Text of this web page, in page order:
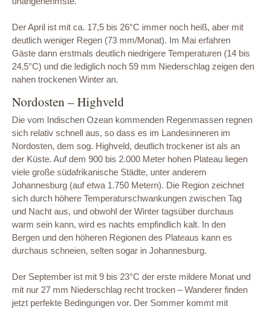
Der April ist mit ca. 17,5 bis 26°C immer noch heiß, aber mit
deutlich weniger Regen (73 mm/Monat). Im Mai erfahren
Gäste dann erstmals deutlich niedrigere Temperaturen (14 bis
24,5°C) und die lediglich noch 59 mm Niederschlag zeigen den
nahen trockenen Winter an.
Nordosten – Highveld
Die vom Indischen Ozean kommenden Regenmassen regnen
sich relativ schnell aus, so dass es im Landesinneren im
Nordosten, dem sog. Highveld, deutlich trockener ist als an
der Küste. Auf dem 900 bis 2.000 Meter hohen Plateau liegen
viele große südafrikanische Städte, unter anderem
Johannesburg (auf etwa 1.750 Metern). Die Region zeichnet
sich durch höhere Temperaturschwankungen zwischen Tag
und Nacht aus, und obwohl der Winter tagsüber durchaus
warm sein kann, wird es nachts empfindlich kalt. In den
Bergen und den höheren Regionen des Plateaus kann es
durchaus schneien, selten sogar in Johannesburg.
Der September ist mit 9 bis 23°C der erste mildere Monat und
mit nur 27 mm Niederschlag recht trocken – Wanderer finden
jetzt perfekte Bedingungen vor. Der Sommer kommt mit